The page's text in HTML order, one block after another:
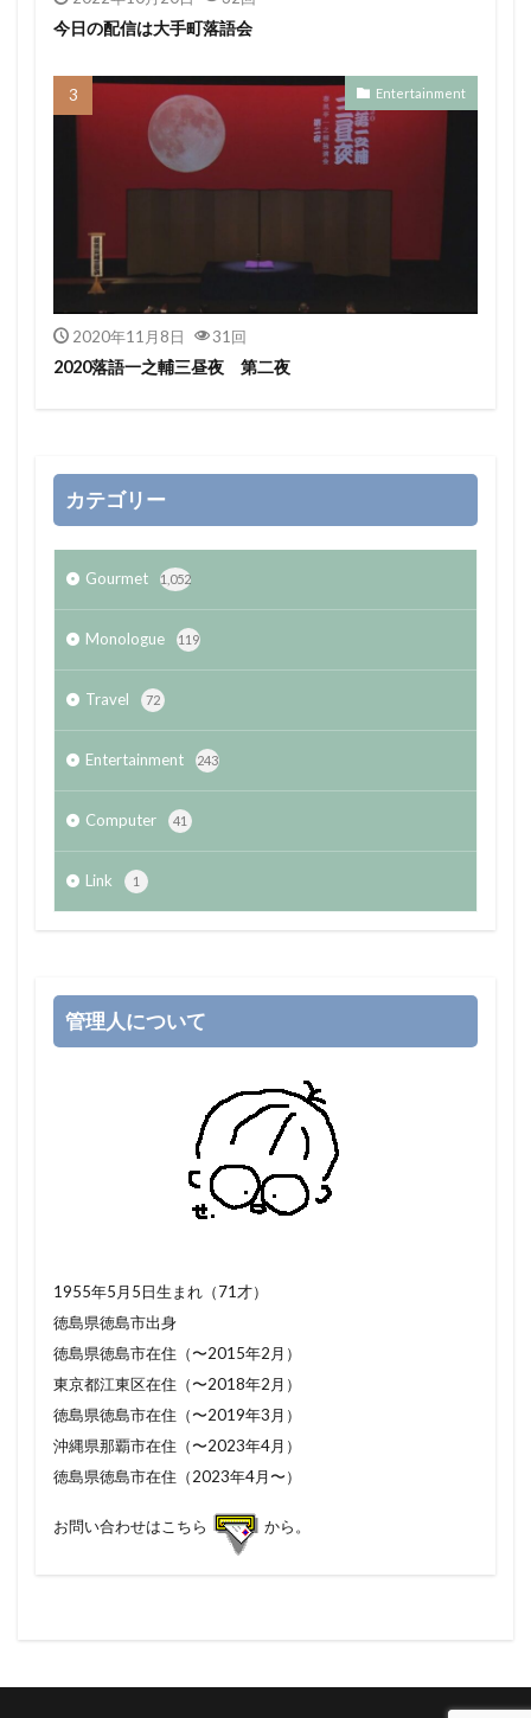
今日の配信は大手町落語会
Entertainment
2020年11月8日 31回
2020落語一之輔三昼夜 第二夜
カテゴリー
Gourmet 1,052
Monologue 119
Travel 72
Entertainment 243
Computer 41
Link 1
管理人について
1955年5月5日生まれ（71才）
徳島県徳島市出身
徳島県徳島市在住（〜2015年2月）
東京都江東区在住（〜2018年2月）
徳島県徳島市在住（〜2019年3月）
沖縄県那覇市在住（〜2023年4月）
徳島県徳島市在住（2023年4月〜）
お問い合わせはこちら から。